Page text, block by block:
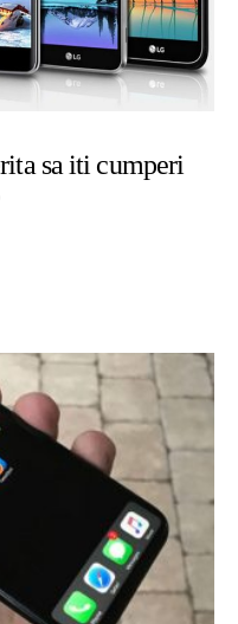
sa iti cumperi